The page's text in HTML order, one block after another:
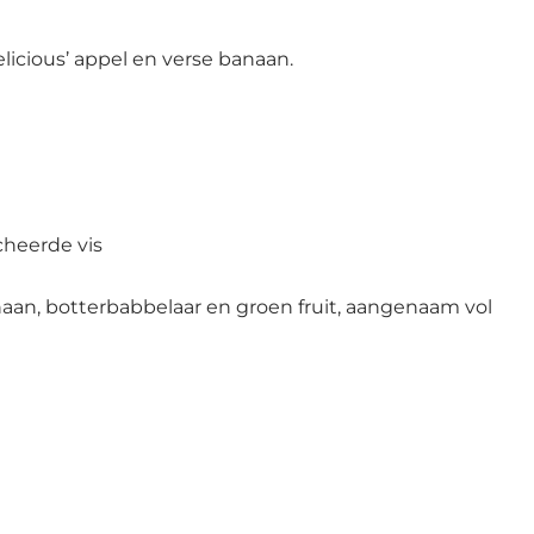
appel en verse banaan.
vis
botterbabbelaar en groen fruit, aangenaam vol